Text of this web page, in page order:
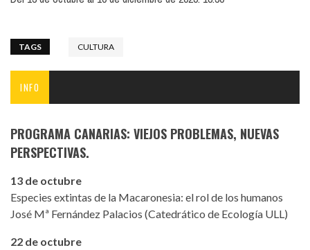
TAGS CULTURA
INFO
PROGRAMA CANARIAS: VIEJOS PROBLEMAS, NUEVAS
PERSPECTIVAS.
13 de octubre
Especies extintas de la Macaronesia: el rol de los humanos
José Mª Fernández Palacios (Catedrático de Ecología ULL)
22 de octubre